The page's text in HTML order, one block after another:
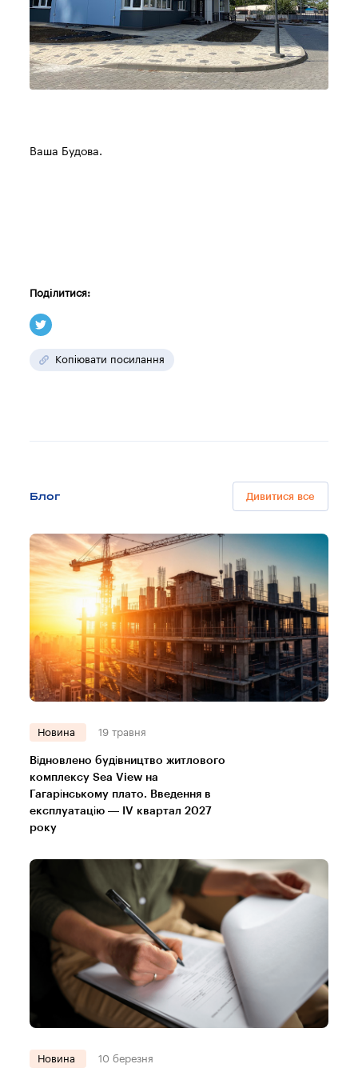
Ваша Будова.
Поділитися:
Копіювати посилання
Блог Дивитися все
Новина 19 травня
Відновлено будівництво житлового
комплексу Sea View на
Гагарінському плато. Введення в
експлуатацію — IV квартал 2027
року
Новина 10 березня